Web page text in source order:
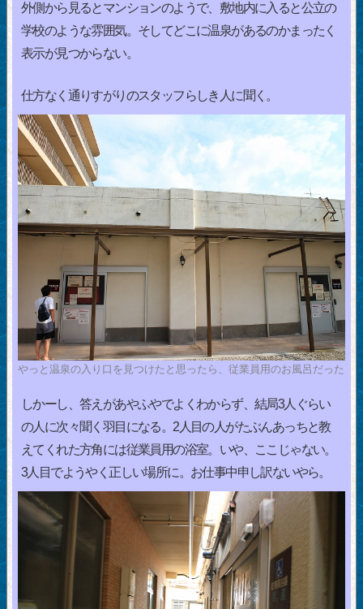
外側から見るとマンションのようで、敷地内に入ると公立の
学校のような雰囲気。そしてどこに温泉があるのかまったく
表示が見つからない。
仕方なく通りすがりのスタッフらしき人に聞く。
やっと温泉の入り口を見つけたと思ったら、従業員用のお風呂だった
しかーし、答えがあやふやでよくわからず、結局3人ぐらい
の人に次々聞く羽目になる。2人目の人がたぶんあっちと教
えてくれた方角には従業員用の浴室。いや、ここじゃない。
3人目でようやく正しい場所に。お仕事中申し訳ないやら。